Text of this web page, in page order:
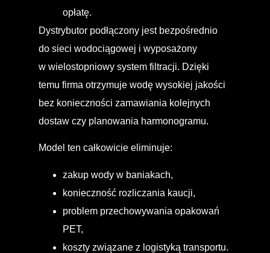
opłatę.
Dystrybutor podłączony jest bezpośrednio
do sieci wodociągowej i wyposażony
w wielostopniowy system filtracji. Dzięki
temu firma otrzymuje wodę wysokiej jakości
bez konieczności zamawiania kolejnych
dostaw czy planowania harmonogramu.
Model ten całkowicie eliminuje:
zakup wody w baniakach,
konieczność rozliczania kaucji,
problem przechowywania opakowań
PET,
koszty związane z logistyką transportu.